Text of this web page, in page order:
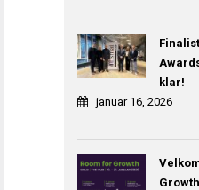
klar!
januar 16, 2026